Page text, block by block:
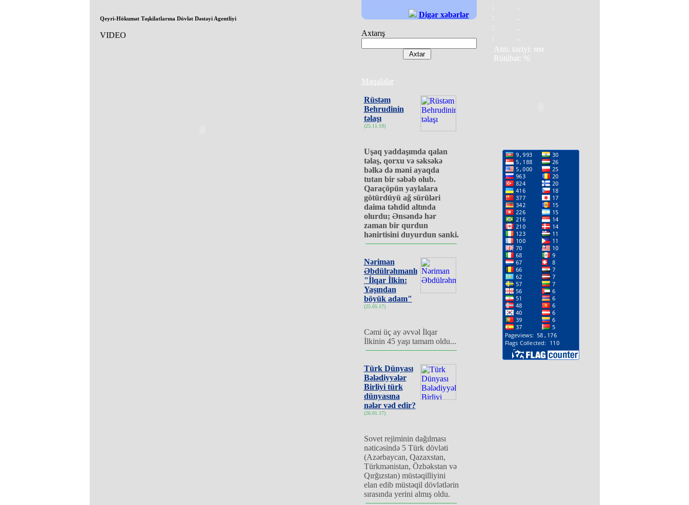
Qeyri-Hökumət Təşkilatlarına Dövlət Dəstəyi Agentliyi
VIDEO
Digər xəbərlər
Axtarış
Məqalələr
Rüstəm
Behrudinin
təlaşı
(25.11.19)
Uşaq yaddaşımda qalan
təlaş, qorxu və səksəkə
bəlkə də məni ayaqda
tutan bir səbəb olub.
Qaraçöpün yaylalara
götürdüyü ağ sürüləri
daima təhdid altında
olurdu; Ənsəndə hər
zaman bir qurdun
hənirtisini duyurdun sanki.
Nəriman
Əbdülrəhmanlı
"İlqar İlkin:
Yaşından
böyük adam"
(25.05.17)
Cəmi üç ay əvvəl İlqar
İlkinin 45 yaşı tamam oldu...
Türk Dünyası
Bələdiyyələr
Birliyi türk
dünyasına
nələr vəd edir?
(26.01.17)
Sovet rejiminin dağılması
nəticəsində 5 Türk dövləti
(Azərbaycan, Qazaxstan,
Türkmənistan, Özbəkstan və
Qırğızstan) müstəqilliyini
elan edib müstəqil dövlətlərin
sırasında yerini almış oldu.
:
:
:
:
Atm. təziyi: мм
Rütübət: %